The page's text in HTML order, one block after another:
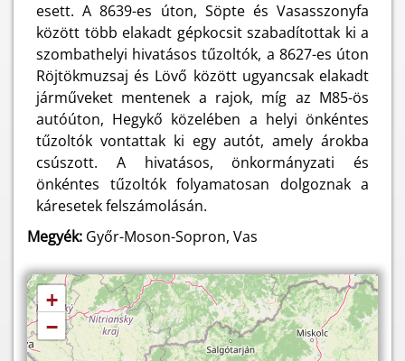
esett. A 8639-es úton, Söpte és Vasasszonyfa
között több elakadt gépkocsit szabadítottak ki a
szombathelyi hivatásos tűzoltók, a 8627-es úton
Röjtökmuzsaj és Lövő között ugyancsak elakadt
járműveket mentenek a rajok, míg az M85-ös
autóúton, Hegykő közelében a helyi önkéntes
tűzoltók vontattak ki egy autót, amely árokba
csúszott. A hivatásos, önkormányzati és
önkéntes tűzoltók folyamatosan dolgoznak a
káresetek felszámolásán.
Megyék: Győr-Moson-Sopron, Vas
+
−